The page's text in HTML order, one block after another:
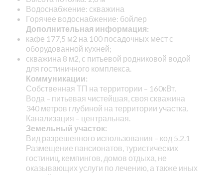
Водоснабжение: скважина
Горячее водоснабжение: бойлер
Дополнительная информация:
кафе 177,5 м2 на 100 посадочных мест с
оборудованной кухней;
скважина 8 м2, с питьевой родниковой водой
для гостиничного комплекса.
Коммуникации:
Собственная ТП на территории – 160кВт.
Вода – питьевая чистейшая, своя скважина
340 метров глубиной на территории участка.
Канализация – центральная.
Земельный участок:
Вид разрешенного использования – код 5.2.1
Размещение пансионатов, туристических
гостиниц, кемпингов, домов отдыха, не
оказывающих услуги по лечению, а также иных